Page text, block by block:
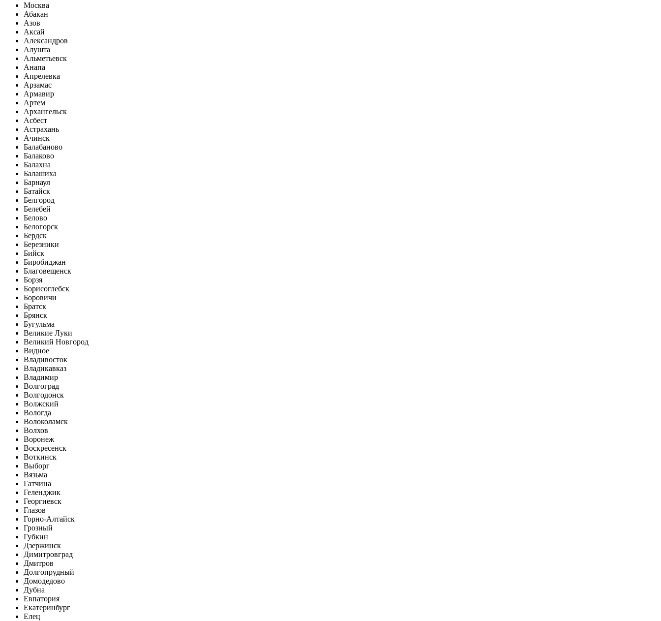
Москва
Абакан
Азов
Аксай
Александров
Алушта
Альметьевск
Анапа
Апрелевка
Арзамас
Армавир
Артем
Архангельск
Асбест
Астрахань
Ачинск
Балабаново
Балаково
Балахна
Балашиха
Барнаул
Батайск
Белгород
Белебей
Белово
Белогорск
Бердск
Березники
Бийск
Биробиджан
Благовещенск
Борзя
Борисоглебск
Боровичи
Братск
Брянск
Бугульма
Великие Луки
Великий Новгород
Видное
Владивосток
Владикавказ
Владимир
Волгоград
Волгодонск
Волжский
Вологда
Волоколамск
Волхов
Воронеж
Воскресенск
Воткинск
Выборг
Вязьма
Гатчина
Геленджик
Георгиевск
Глазов
Горно-Алтайск
Грозный
Губкин
Дзержинск
Димитровград
Дмитров
Долгопрудный
Домодедово
Дубна
Евпатория
Екатеринбург
Елец